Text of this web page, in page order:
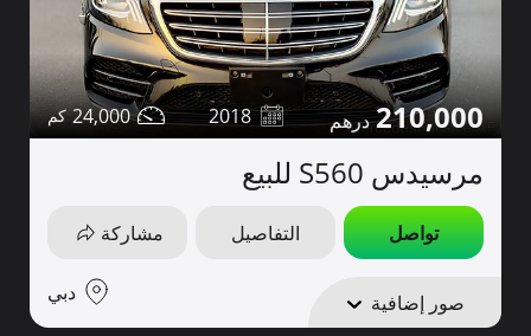
210,000
2018
24,000
مرسيدس S560 للبيع
تواصل التفاصيل مشاركة
صور إضافية دبي